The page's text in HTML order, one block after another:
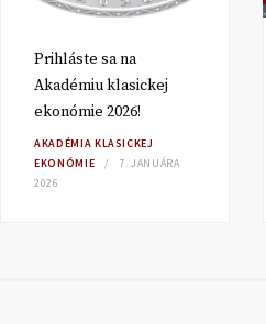
Prihláste sa na
Akadémiu klasickej
ekonómie 2026!
AKADÉMIA KLASICKEJ
EKONÓMIE
7. JANUÁRA
2026